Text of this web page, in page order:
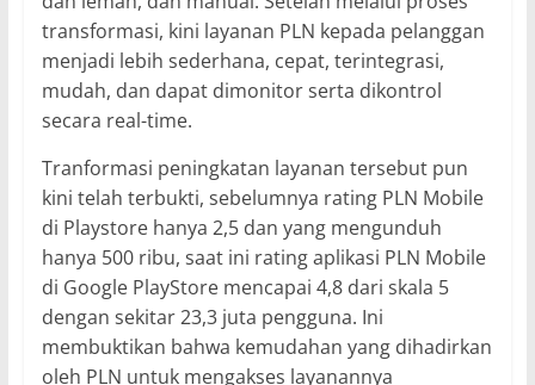
transformasi, kini layanan PLN kepada pelanggan
menjadi lebih sederhana, cepat, terintegrasi,
mudah, dan dapat dimonitor serta dikontrol
secara real-time.
Tranformasi peningkatan layanan tersebut pun
kini telah terbukti, sebelumnya rating PLN Mobile
di Playstore hanya 2,5 dan yang mengunduh
hanya 500 ribu, saat ini rating aplikasi PLN Mobile
di Google PlayStore mencapai 4,8 dari skala 5
dengan sekitar 23,3 juta pengguna. Ini
membuktikan bahwa kemudahan yang dihadirkan
oleh PLN untuk mengakses layanannya